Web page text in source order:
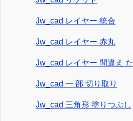
Jw_cad レイヤー 統合
Jw_cad レイヤー 赤丸
Jw_cad レイヤー 間違え た
Jw_cad 一 部 切り取り
Jw_cad 三角形 塗りつぶし